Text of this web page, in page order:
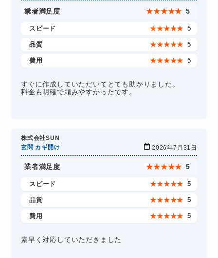
業者満足度 ★★★★★ 5
スピード ★★★★★ 5
品質 ★★★★★ 5
費用 ★★★★★ 5
すぐに作成していただいてとても助かりました。
料金も明確で頼みやすかったです。
株式会社SUN
玄関 カギ開け
2026年7月31日
業者満足度 ★★★★★ 5
スピード ★★★★★ 5
品質 ★★★★★ 5
費用 ★★★★★ 5
素早く対応していただきました